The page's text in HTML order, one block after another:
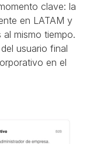
clave: la
en LATAM y
mismo tiempo.
usuario final
en el